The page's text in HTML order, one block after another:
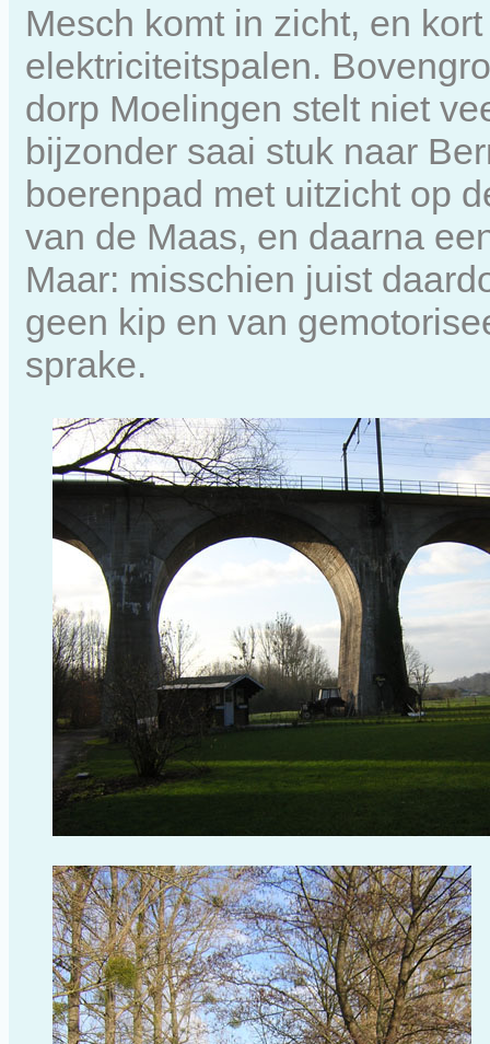
Mesch komt in zicht, en
elektriciteitspalen.
dorp Moelingen stelt niet
bijzonder saai stuk naar
boerenpad met uitzicht op
van de Maas, en daarna
Maar: misschien juist
geen kip en van
sprake.